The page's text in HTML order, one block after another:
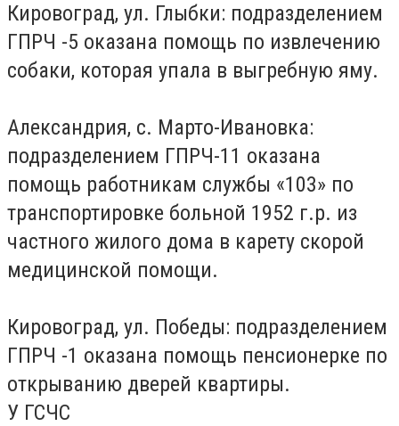
Кировоград, ул. Глыбки: подразделением
ГПРЧ -5 оказана помощь по извлечению
собаки, которая упала в выгребную яму.
Александрия, с. Марто-Ивановка:
подразделением ГПРЧ-11 оказана
помощь работникам службы «103» по
транспортировке больной 1952 г.р. из
частного жилого дома в карету скорой
медицинской помощи.
Кировоград, ул. Победы: подразделением
ГПРЧ -1 оказана помощь пенсионерке по
открыванию дверей квартиры.
У ГСЧС